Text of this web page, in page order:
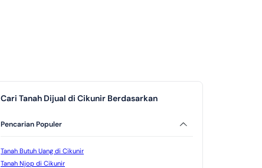
Cari Tanah Dijual di Cikunir Berdasarkan
Pencarian Populer
Tanah Butuh Uang di Cikunir
Tanah Njop di Cikunir